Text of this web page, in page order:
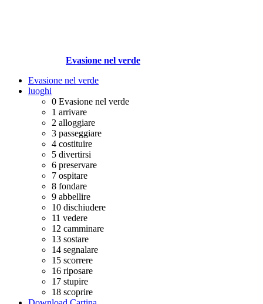
Evasione nel verde
Evasione nel verde
luoghi
0 Evasione nel verde
1 arrivare
2 alloggiare
3 passeggiare
4 costituire
5 divertirsi
6 preservare
7 ospitare
8 fondare
9 abbellire
10 dischiudere
11 vedere
12 camminare
13 sostare
14 segnalare
15 scorrere
16 riposare
17 stupire
18 scoprire